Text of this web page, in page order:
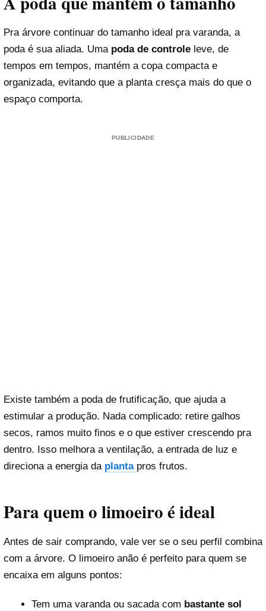
Pra árvore continuar do tamanho ideal pra varanda, a
poda é sua aliada. Uma poda de controle leve, de
tempos em tempos, mantém a copa compacta e
organizada, evitando que a planta cresça mais do que o
espaço comporta.
PUBLICIDADE
Existe também a poda de frutificação, que ajuda a
estimular a produção. Nada complicado: retire galhos
secos, ramos muito finos e o que estiver crescendo pra
dentro. Isso melhora a ventilação, a entrada de luz e
direciona a energia da planta pros frutos.
Para quem o limoeiro é ideal
Antes de sair comprando, vale ver se o seu perfil combina
com a árvore. O limoeiro anão é perfeito para quem se
encaixa em alguns pontos:
Tem uma varanda ou sacada com bastante sol